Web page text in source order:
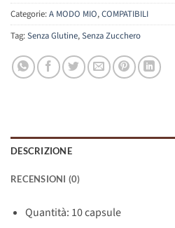
Categorie:A MODO MIO,COMPATIBILI
Tag:Senza Glutine,Senza Zucchero
DESCRIZIONE
RECENSIONI (0)
Quantità: 10 capsule